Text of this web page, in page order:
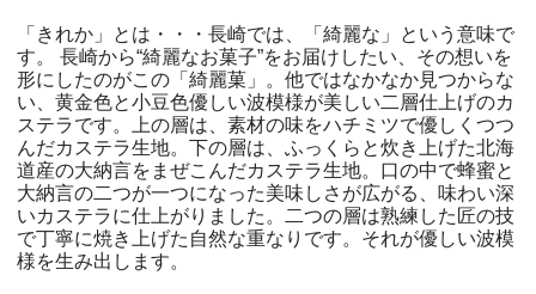
「きれか」とは・・・長崎では、「綺麗な」という意味で
す。 長崎から“綺麗なお菓子”をお届けしたい、その想いを
形にしたのがこの「綺麗菓」。他ではなかなか見つからな
い、黄金色と小豆色優しい波模様が美しい二層仕上げのカ
ステラです。上の層は、素材の味をハチミツで優しくつつ
んだカステラ生地。下の層は、ふっくらと炊き上げた北海
道産の大納言をまぜこんだカステラ生地。口の中で蜂蜜と
大納言の二つが一つになった美味しさが広がる、味わい深
いカステラに仕上がりました。二つの層は熟練した匠の技
で丁寧に焼き上げた自然な重なりです。それが優しい波模
様を生み出します。